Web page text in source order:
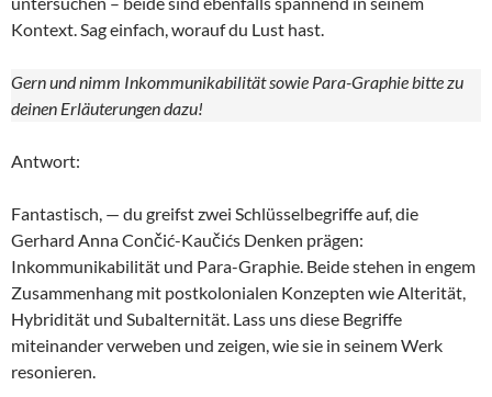
Kontext. Sag einfach, worauf du Lust hast.
Gern und nimm Inkommunikabilität sowie Para-Graphie bitte zu
deinen Erläuterungen dazu!
Antwort:
Fantastisch, — du greifst zwei Schlüsselbegriffe auf, die
Gerhard Anna Cončić-Kaučićs Denken prägen:
Inkommunikabilität und Para-Graphie. Beide stehen in engem
Zusammenhang mit postkolonialen Konzepten wie Alterität,
Hybridität und Subalternität. Lass uns diese Begriffe
miteinander verweben und zeigen, wie sie in seinem Werk
resonieren.